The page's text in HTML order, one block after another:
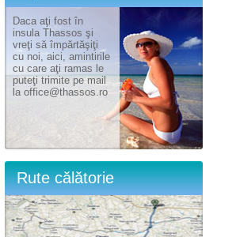
Daca aţi fost în
insula Thassos şi
vreţi să împărtăşiţi
cu noi, aici, amintirile
cu care aţi ramas le
puteţi trimite pe mail
la office@thassos.ro
Rute călătorie